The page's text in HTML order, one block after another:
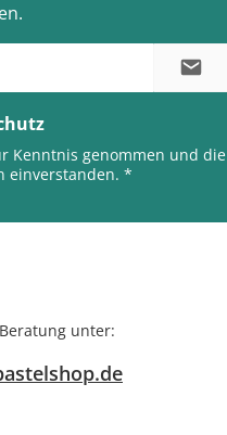
Kenntnis genommen und die
einverstanden. *
unter: